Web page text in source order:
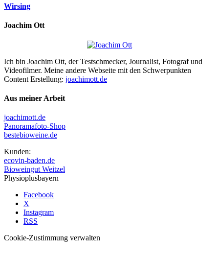
Wirsing
Joachim Ott
Ich bin Joachim Ott, der Testschmecker, Journalist, Fotograf und
Videofilmer. Meine andere Webseite mit den Schwerpunkten
Content Erstellung: joachimott.de
Aus meiner Arbeit
joachimott.de
Panoramafoto-Shop
bestebioweine.de
Kunden:
ecovin-baden.de
Bioweingut Weitzel
Physioplusbayern
Facebook
X
Instagram
RSS
Cookie-Zustimmung verwalten